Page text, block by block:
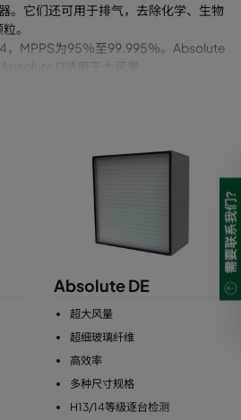
。它们还可用于排气，去除化学、生物
。
，MPPS为95％至99.995％。Absolute
D适用于大风量。
）折纸工艺，以获得优化的气流分布
断式热熔胶工艺，形成刚性支撑，确
D均有多种框架材质可选。
扫描检测，标签序列号可查询相应产品信
Absolute DE
超大风量
超细玻璃纤维
高效率
多种尺寸规格
H13/14等级逐台检测
需要联系我们?